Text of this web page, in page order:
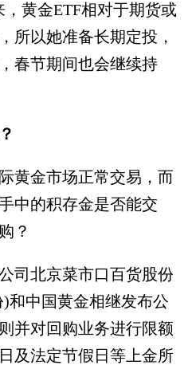
黄金ETF相对于期货或
所以她准备长期定投，
春节期间也会继续持
金市场正常交易，而
中的积存金是否能交
？
北京菜市口百货股份
和中国黄金相继发布公
并对回购业务进行限额
及法定节假日等上金所